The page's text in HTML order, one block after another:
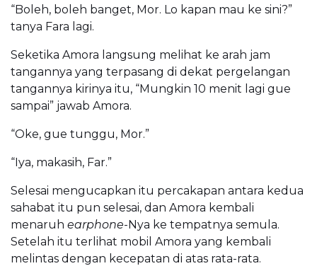
“Boleh, boleh banget, Mor. Lo kapan mau ke sini?”
tanya Fara lagi.
Seketika Amora langsung melihat ke arah jam
tangannya yang terpasang di dekat pergelangan
tangannya kirinya itu, “Mungkin 10 menit lagi gue
sampai” jawab Amora.
“Oke, gue tunggu, Mor.”
“Iya, makasih, Far.”
Selesai mengucapkan itu percakapan antara kedua
sahabat itu pun selesai, dan Amora kembali
menaruh earphone-Nya ke tempatnya semula.
Setelah itu terlihat mobil Amora yang kembali
melintas dengan kecepatan di atas rata-rata.